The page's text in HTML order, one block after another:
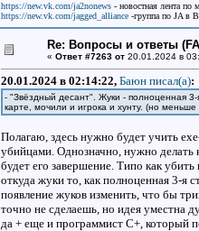
https://new.vk.com/ja2nonews- новостная лента по
https://new.vk.com/jagged_alliance-группа по JA в
Re: Вопросы и ответы
« Ответ #7263 от20.01.2024 в
20.01.2024 в 02:14:22, Баюн писал(a):
- "Звёздный десант". Жуки - полноценная
карте, мочили и игрока и хунту. (но
Полагаю, здесь нужно будет учить
убийцами. Однозначно, нужно делать
будет его завершение. Типо как
откуда жуки то, как полноценная 3-я
появление жуков изменить, что бы
точно не сделаешь, но идея уместна
да + еще и программист C+, который